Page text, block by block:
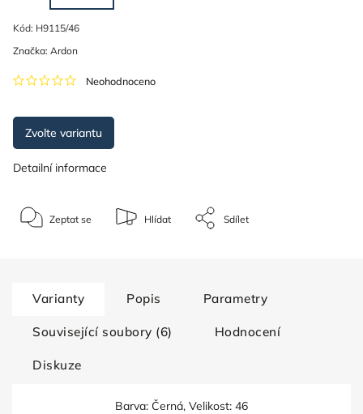
Kód: H9115/46
Neohodnoceno
Značka: Ardon
Zvolte variantu
Detailní informace
Zeptat se Hlídat Sdílet
Varianty Popis Parametry
Související soubory (6) Hodnocení
Diskuze
Barva: Černá, Velikost: 46